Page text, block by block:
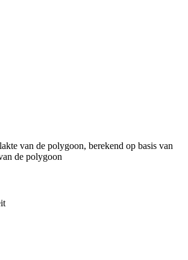
van de polygoon, berekend op basis van
de polygoon